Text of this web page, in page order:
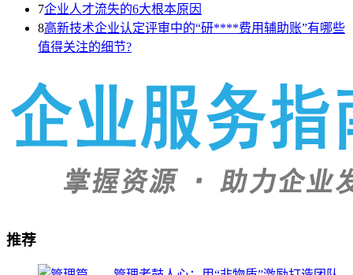
7企业人才流失的6大根本原因
8高新技术企业认定评审中的“研****费用辅助账”有哪些
值得关注的细节?
推荐